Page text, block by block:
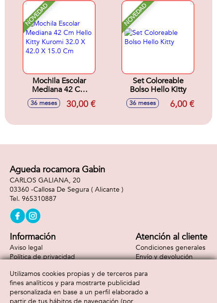
NOVEDAD
Mochila Escolar
Mediana 42 Cm
Hello Kitty Kuromi
32.0 X 42.0 X 15.0
36 meses 30,00 €
NOVEDAD
Set Coloreable
Bolso Hello Kitty
36 meses 6,00 €
Agueda rocamora Gabin
CARLOS GALIANA, 20
03360 -Callosa De Segura ( Alicante )
965310887
Información
Aviso legal
Política de privacidad
Atención al cliente
Condiciones generales
Envío y devolución
Formas de pago
Utilizamos cookies propias y de terceros para
fines analíticos y para mostrarte publicidad
personalizada en base a un perfil elaborado a